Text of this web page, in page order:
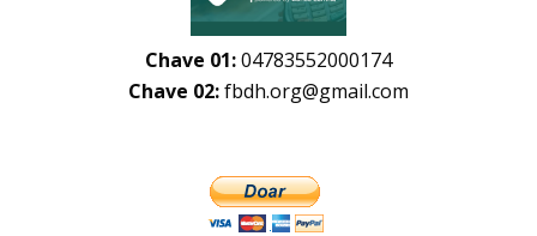
Chave 01:04783552000174
Chave 02:fbdh.org@gmail.com